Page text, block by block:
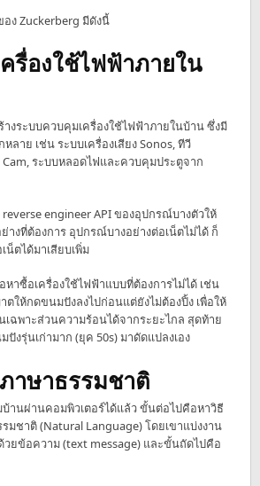
อง Zuckerberg มีดังนี้
รื่องใช้ไฟฟ้าภายใน
างระบบควบคุมเครื่องใช้ไฟฟ้าภายในบ้าน ซึ่งมี
าย เช่น ระบบเครื่องเสียง Sonos, ทีวี
Cam, ระบบหลอดไฟและควบคุมประตูจาก
reverse engineer API ของอุปกรณ์บางตัวให้
งที่ต้องการ อุปกรณ์บางอย่างต่อเน็ตไม่ได้ ก็
ตได้มาเสียบเพิ่ม
าซื้อเครื่องใช้ไฟฟ้าแบบที่ต้องการไม่ได้ เช่น
ให้กดขนมปังลงไปก่อนแต่ยังไม่ต้องปิ้ง เพื่อให้
ฉพาะส่วนความร้อนได้จากระยะไกล สุดท้าย
ปังรุ่นเก่ามาก (ยุค 50s) มาดัดแปลงเอง
าษาธรรมชาติ
บ้านผ่านคอมพิวเตอร์ได้แล้ว ขั้นต่อไปคือหาวิธี
มชาติ (Natural Language) โดยเขาแบ่งงาน
ยข้อความ (text message) และขั้นถัดไปคือ